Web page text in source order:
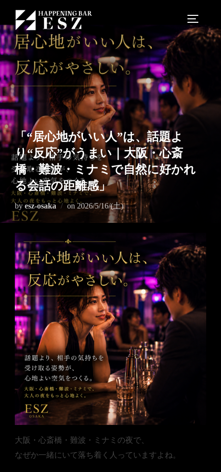
「“居心地がいい人”は、話題よ
り“反応”がうまい｜大阪・心斎
橋・難波・ミナミで自然に好かれ
る会話の距離感」
by esz-osaka on 2026/5/16/(土)
大阪・心斎橋・難波・ミナミの夜で、
なぜか一緒にいて落ち着く人っていますよね。